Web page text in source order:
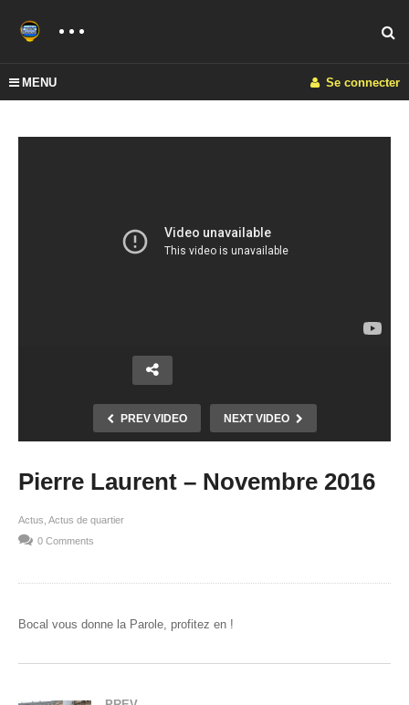
MENU Se connecter
PREV VIDEO NEXT VIDEO
Pierre Laurent – Novembre 2016
Actus Actus de quartier
0 Comments
Bocal vous donne la Parole, profitez en !